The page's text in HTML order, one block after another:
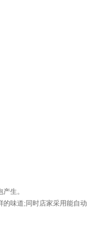
生。
味道;同时店家采用能自动